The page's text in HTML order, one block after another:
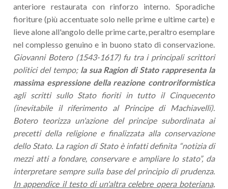
anteriore restaurata con rinforzo interno. Sporadiche
fioriture (più accentuate solo nelle prime e ultime carte) e
lieve alone all'angolo delle prime carte, peraltro esemplare
nel complesso genuino e in buono stato di conservazione.
Giovanni Botero (1543-1617) fu tra i principali scrittori
politici del tempo; la sua Ragion di Stato rappresenta la
massima espressione della reazione controriformistica
agli scritti sullo Stato fioriti in tutto il Cinquecento
(inevitabile il riferimento al Principe di Machiavelli).
Botero teorizza un'azione del principe subordinata ai
precetti della religione e finalizzata alla conservazione
dello Stato. La ragion di Stato è infatti definita “notizia di
mezzi atti a fondare, conservare e ampliare lo stato”, da
interpretare sempre sulla base del principio di prudenza.
In appendice il testo di un'altra celebre opera boteriana,